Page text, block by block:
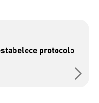
protocolo